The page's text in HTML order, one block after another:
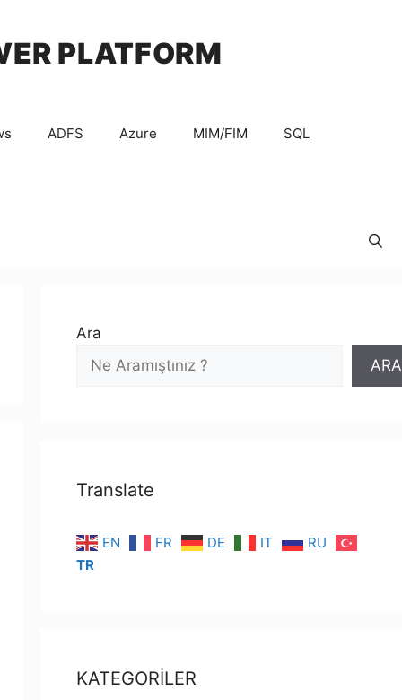
PLATFORM
ADFS Azure MIM/FIM SQL
Ara
ARA
Translate
EN FR DE IT
RU
TR
KATEGORİLER